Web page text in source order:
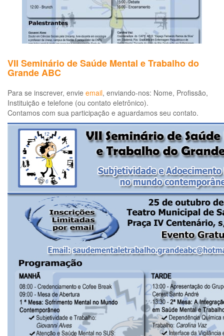
VII Seminário de Saúde Mental e Trabalho do
Grande ABC
Para se inscrever, envie email, enviando-nos: Nome, Profissão,
Instituição e telefone (ou contato eletrônico).
Contamos com sua participação e aguardamos seu contato.